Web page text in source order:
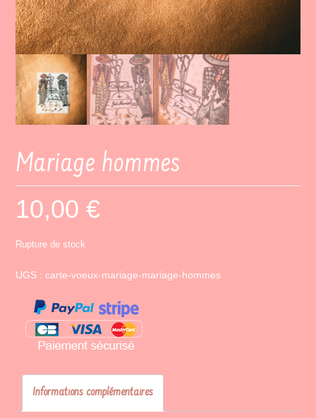
Mariage hommes
10,00€
Rupture de stock
UGS :carte-voeux-mariage-mariage-hommes
Informations complémentaires